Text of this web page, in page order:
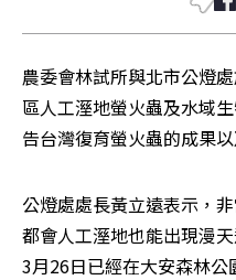
農委會林試所與北市公燈
區人工溼地螢火蟲及水域
告台灣復育螢火蟲的成果
公燈處處長黃立遠表示，
都會人工溼地也能出現漫
3月26日已經在大安森林